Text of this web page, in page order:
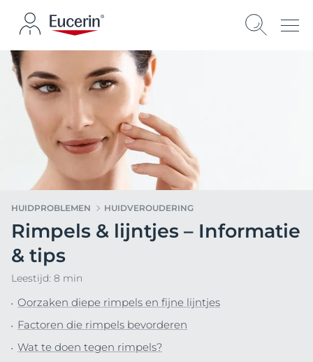
HUIDPROBLEMEN HUIDVEROUDERING
Rimpels & lijntjes – Informatie
& tips
Leestijd: 8 min
Oorzaken diepe rimpels en fijne lijntjes
Factoren die rimpels bevorderen
Wat te doen tegen rimpels?